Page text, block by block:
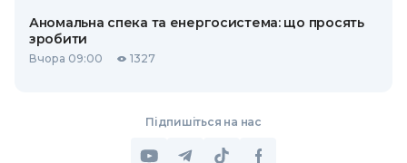
Аномальна спека та енергосистема: що просять
зробити
Вчора 09:00 1327
Підпишіться на нас